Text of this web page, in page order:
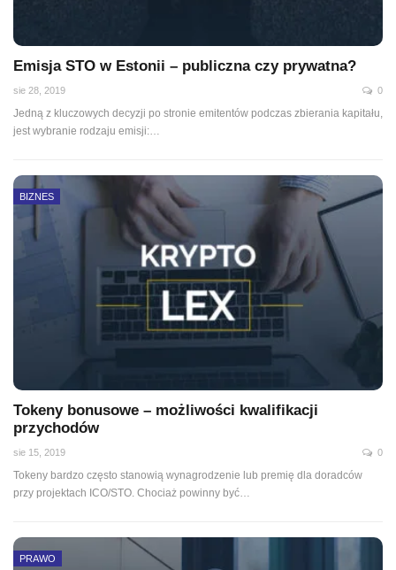
Emisja STO w Estonii – publiczna czy prywatna?
sie 28, 2019 0
Jedną z kluczowych decyzji po stronie emitentów podczas zbierania kapitału,
jest wybranie rodzaju emisji:…
BIZNES
Tokeny bonusowe – możliwości kwalifikacji
przychodów
sie 15, 2019 0
Tokeny bardzo często stanowią wynagrodzenie lub premię dla doradców
przy projektach ICO/STO. Chociaż powinny być
PRAWO